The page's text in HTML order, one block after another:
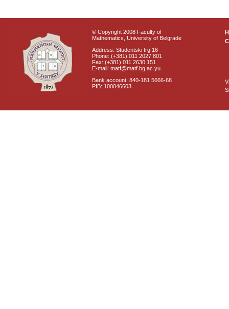
© Copyright 2008 Faculty of
Mathematics, University of Belgrade
Address: Studentski trg 16
Phone: (+381) 011 2027 801
Fax: (+381) 011 2630 151
E-mail: matf@matf.bg.ac.yu
Bank account: 840-181 5666-68
PIB: 100046603